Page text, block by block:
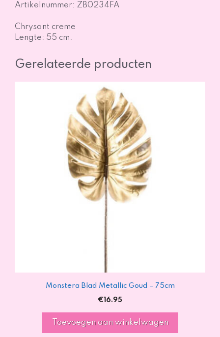
Artikelnummer: ZB0234FA
Chrysant creme
Lengte: 55 cm.
Gerelateerde producten
Monstera Blad Metallic Goud – 75cm
€ 16.95
Toevoegen aan winkelwagen